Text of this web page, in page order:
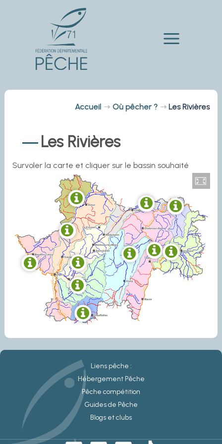
Main
Accueil Où pêcher ? Les Rivières
Les Rivières
Survoler la carte et cliquer sur le bassin souhaité
Liens pêche :
Hébergement Pêche
Pêche compétition
Guides de Pêche
Blogs et clubs